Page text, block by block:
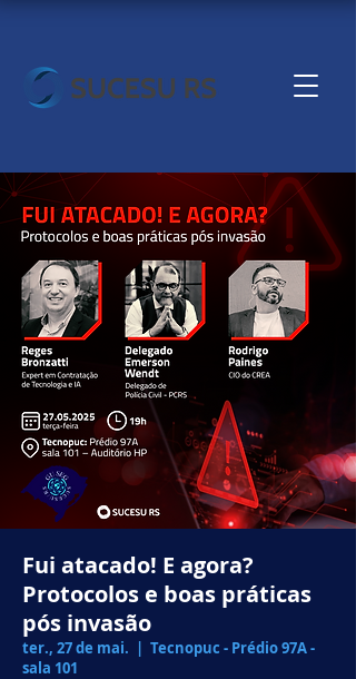
Fui atacado! E agora?
Protocolos e boas práticas
pós invasão
ter., 27 de mai.
  |
Tecnopuc - Prédio 97A -
sala 101